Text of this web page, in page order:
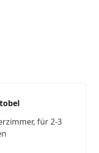
für 2-3